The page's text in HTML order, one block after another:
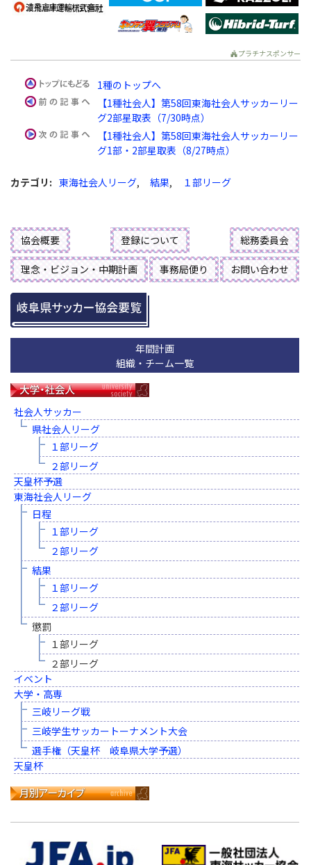
プラチナスポンサー
1種のトップへ
【1種社会人】第58回東海社会人サッカーリー
グ2部星取表（7/30時点）
【1種社会人】第58回東海社会人サッカーリー
グ1部・2部星取表（8/27時点）
カテゴリ : 東海社会人リーグ, 結果, １部リーグ
協会概要 登録について 総務委員会
理念・ビジョン・中期計画 事務局便り お問い合わせ
年間計画
組織・チーム一覧
社会人サッカー
県社会人リーグ
１部リーグ
２部リーグ
天皇杯予選
東海社会人リーグ
日程
１部リーグ
２部リーグ
結果
１部リーグ
２部リーグ
懲罰
１部リーグ
２部リーグ
イベント
大学・高専
三岐リーグ戦
三岐学生サッカートーナメント大会
選手権（天皇杯 岐阜県大学予選）
天皇杯